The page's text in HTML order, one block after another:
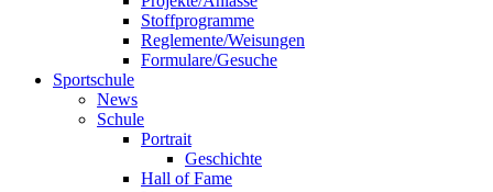
Stoffprogramme
Reglemente/Weisungen
Formulare/Gesuche
Sportschule
News
Schule
Portrait
Geschichte
Hall of Fame